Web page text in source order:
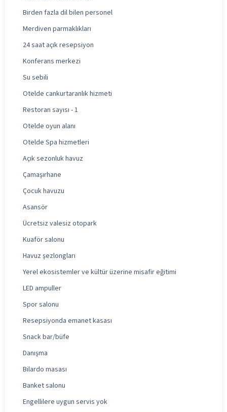
Birden fazla dil bilen personel
Merdiven parmaklıkları
24 saat açık resepsiyon
Konferans merkezi
Su sebili
Otelde cankurtaranlık hizmeti
Restoran sayısı - 1
Otelde oyun alanı
Otelde Spa hizmetleri
Açık sezonluk havuz
Çamaşırhane
Çocuk havuzu
Asansör
Ücretsiz valesiz otopark
Kuaför salonu
Havuz şezlongları
Yerel ekosistemler ve kültür üzerine misafir eğitimi
LED ampuller
Spor salonu
Resepsiyonda emanet kasası
Snack bar/büfe
Danışma
Bilardo masası
Banket salonu
Engellilere uygun servis yok